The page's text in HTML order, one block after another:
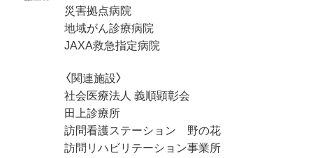
災害拠点病院
地域がん診療病院
JAXA救急指定病院
〈関連施設〉
社会医療法人 義順顕彰会
田上診療所
訪問看護ステーション 野の花
訪問リハビリテーション事業所